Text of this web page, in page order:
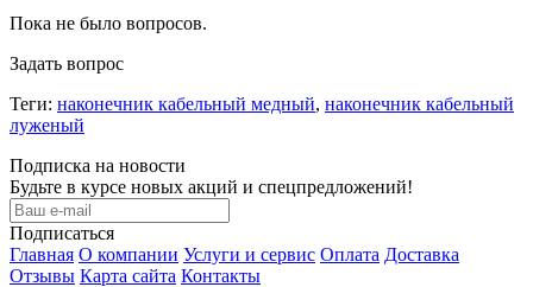
Пока не было вопросов.
Задать вопрос
Теги: наконечник кабельный медный, наконечник кабельный
луженый
Подписка на новости
Будьте в курсе новых акций и спецпредложений!
Подписаться
Главная О компании Услуги и сервис Оплата Доставка
Отзывы Карта сайта Контакты